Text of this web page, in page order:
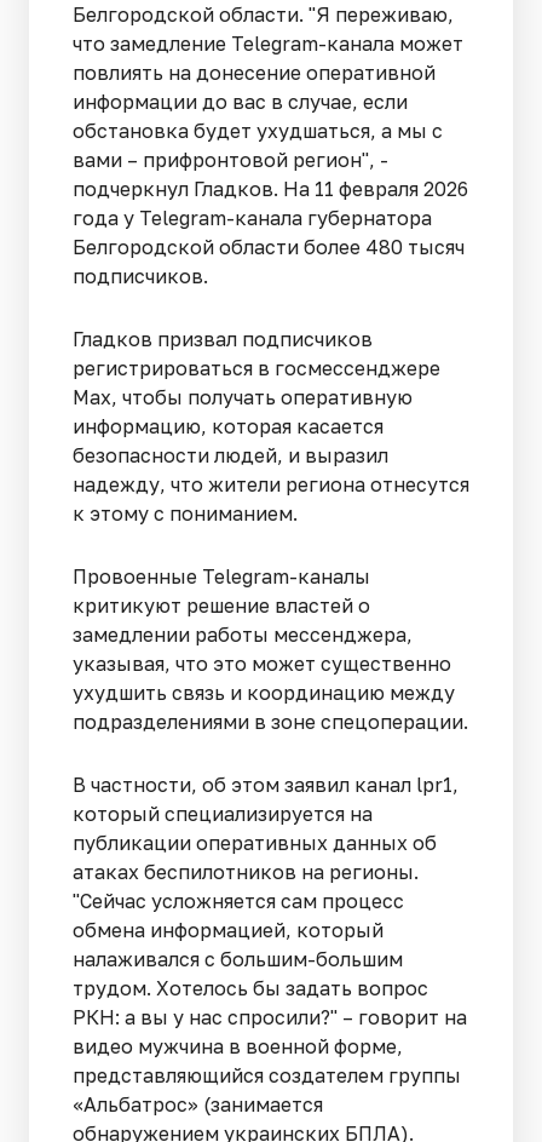
Белгородской области. "Я переживаю,
что замедление Telegram-канала может
повлиять на донесение оперативной
информации до вас в случае, если
обстановка будет ухудшаться, а мы с
вами – прифронтовой регион", -
подчеркнул Гладков. На 11 февраля 2026
года у Telegram-канала губернатора
Белгородской области более 480 тысяч
подписчиков.
Гладков призвал подписчиков
регистрироваться в госмессенджере
Max, чтобы получать оперативную
информацию, которая касается
безопасности людей, и выразил
надежду, что жители региона отнесутся
к этому с пониманием.
Провоенные Telegram-каналы
критикуют решение властей о
замедлении работы мессенджера,
указывая, что это может существенно
ухудшить связь и координацию между
подразделениями в зоне спецоперации.
В частности, об этом заявил канал lpr1,
который специализируется на
публикации оперативных данных об
атаках беспилотников на регионы.
"Сейчас усложняется сам процесс
обмена информацией, который
налаживался с большим-большим
трудом. Хотелось бы задать вопрос
РКН: а вы у нас спросили?" – говорит на
видео мужчина в военной форме,
представляющийся создателем группы
«Альбатрос» (занимается
обнаружением украинских БПЛА).